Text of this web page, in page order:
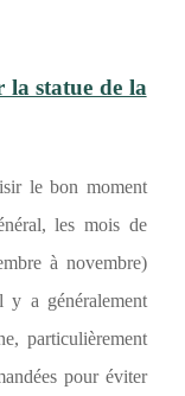
la statue de la
le bon moment
les mois de
à novembre)
y a généralement
particulièrement
pour éviter